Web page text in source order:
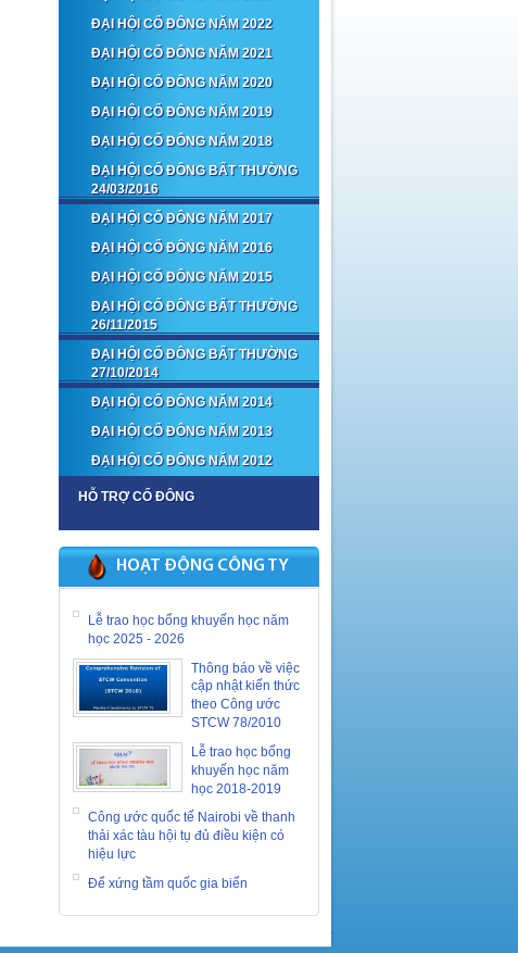
ĐẠI HỘI CỔ ĐÔNG NĂM 2022
ĐẠI HỘI CỔ ĐÔNG NĂM 2021
ĐẠI HỘI CỔ ĐÔNG NĂM 2020
ĐẠI HỘI CỔ ĐÔNG NĂM 2019
ĐẠI HỘI CỔ ĐÔNG NĂM 2018
ĐẠI HỘI CỔ ĐÔNG BẤT THƯỜNG
24/03/2016
ĐẠI HỘI CỔ ĐÔNG NĂM 2017
ĐẠI HỘI CỔ ĐÔNG NĂM 2016
ĐẠI HỘI CỔ ĐÔNG NĂM 2015
ĐẠI HỘI CỔ ĐÔNG BẤT THƯỜNG
26/11/2015
ĐẠI HỘI CỔ ĐÔNG BẤT THƯỜNG
27/10/2014
ĐẠI HỘI CỔ ĐÔNG NĂM 2014
ĐẠI HỘI CỔ ĐÔNG NĂM 2013
ĐẠI HỘI CỔ ĐÔNG NĂM 2012
HỖ TRỢ CỔ ĐÔNG
HOẠT ĐỘNG CÔNG TY
Lễ trao học bổng khuyến học năm
học 2025 - 2026
Thông báo về việc
cập nhật kiến thức
theo Công ước
STCW 78/2010
Lễ trao học bổng
khuyến học năm
học 2018-2019
Công ước quốc tế Nairobi về thanh
thải xác tàu hội tụ đủ điều kiện có
hiệu lực
Để xứng tầm quốc gia biển